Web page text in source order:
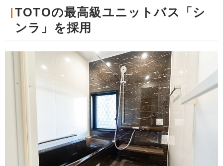
TOTOの最高級ユニットバス「シ
ンラ」を採用